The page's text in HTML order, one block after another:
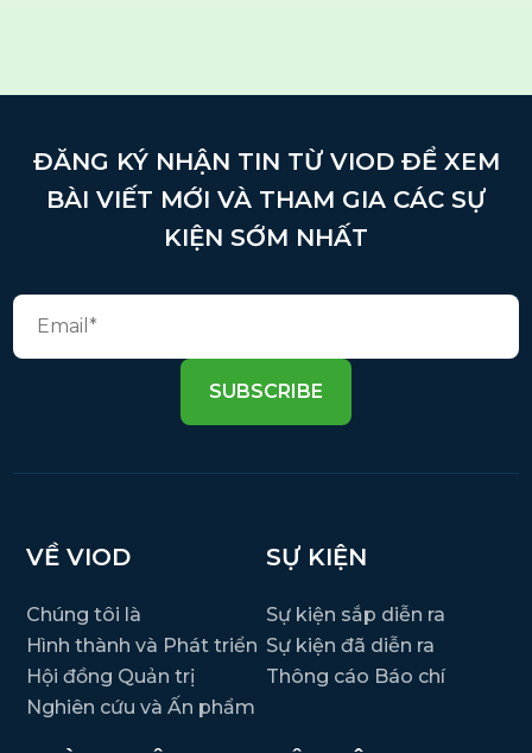
ĐĂNG KÝ NHẬN TIN TỪ VIOD ĐỂ XEM
BÀI VIẾT MỚI VÀ THAM GIA CÁC SỰ
KIỆN SỚM NHẤT
SUBSCRIBE
VỀ VIOD
Chúng tôi là
Hình thành và Phát triển
Hội đồng Quản trị
Nghiên cứu và Ấn phẩm
SỰ KIỆN
Sự kiện sắp diễn ra
Sự kiện đã diễn ra
Thông cáo Báo chí